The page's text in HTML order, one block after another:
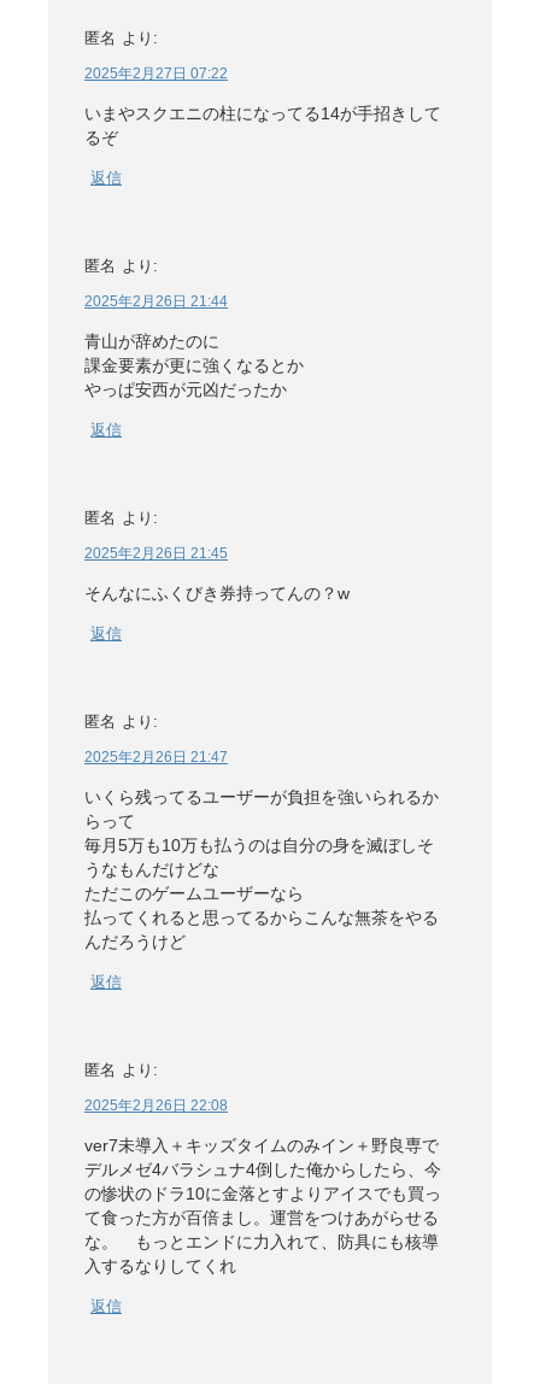
匿名 より:
2025年2月27日 07:22
いまやスクエニの柱になってる14が手招きして
るぞ
返信
匿名 より:
2025年2月26日 21:44
青山が辞めたのに
課金要素が更に強くなるとか
やっぱ安西が元凶だったか
返信
匿名 より:
2025年2月26日 21:45
そんなにふくびき券持ってんの？w
返信
匿名 より:
2025年2月26日 21:47
いくら残ってるユーザーが負担を強いられるか
らって
毎月5万も10万も払うのは自分の身を滅ぼしそ
うなもんだけどな
ただこのゲームユーザーなら
払ってくれると思ってるからこんな無茶をやる
んだろうけど
返信
匿名 より:
2025年2月26日 22:08
ver7未導入＋キッズタイムのみイン＋野良専で
デルメゼ4バラシュナ4倒した俺からしたら、今
の惨状のドラ10に金落とすよりアイスでも買っ
て食った方が百倍まし。運営をつけあがらせる
な。 もっとエンドに力入れて、防具にも核導
入するなりしてくれ
返信